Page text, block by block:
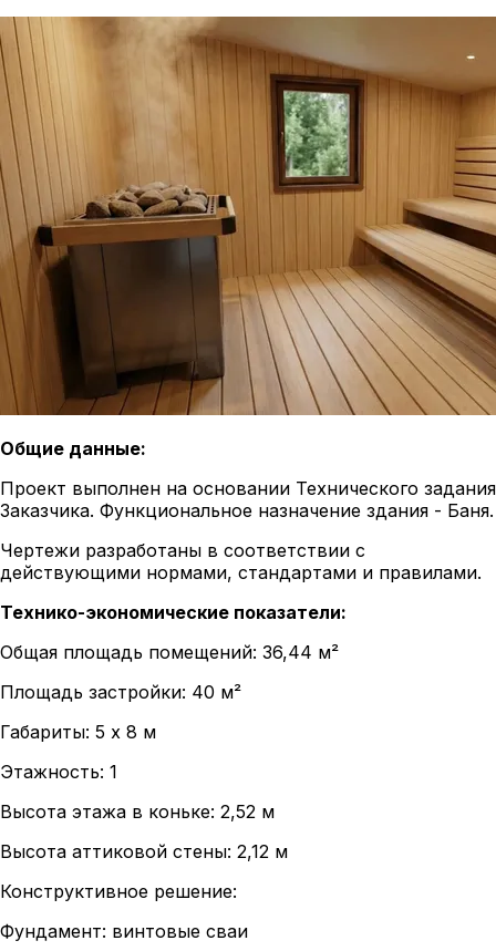
Общие данные:
Проект выполнен на основании Технического задания
Заказчика. Функциональное назначение здания - Баня.
Чертежи разработаны в соответствии с
действующими нормами, стандартами и правилами.
Технико-экономические показатели:
Общая площадь помещений: 36,44 м²
Площадь застройки: 40 м²
Габариты: 5 х 8 м
Этажность: 1
Высота этажа в коньке: 2,52 м
Высота аттиковой стены: 2,12 м
Конструктивное решение:
Фундамент: винтовые сваи